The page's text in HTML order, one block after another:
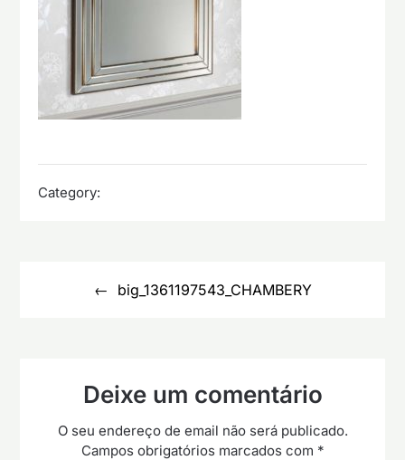
Category:
big_1361197543_CHAMBERY
Deixe um comentário
O seu endereço de email não será publicado.
Campos obrigatórios marcados com *